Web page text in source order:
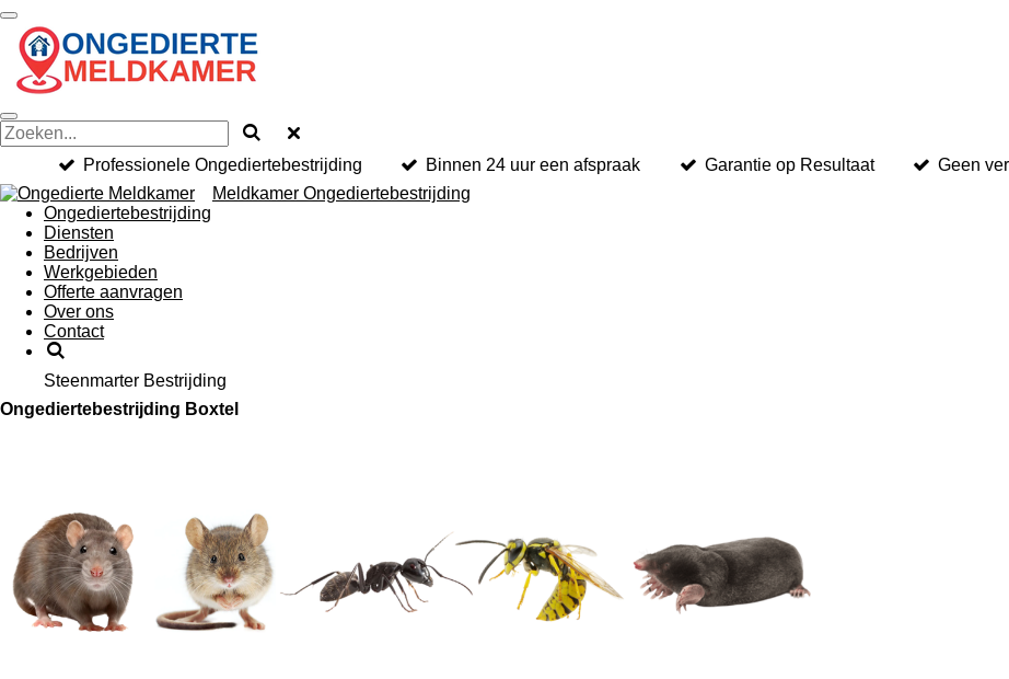
Ga
direct
naar
de
hoofdinhoud
Professionele Ongediertebestrijding Binnen 24 uur een afspraak Garantie op Resultaat Geen
Meldkamer Ongediertebestrijding
Ongediertebestrijding
Diensten
Bedrijven
Werkgebieden
Offerte aanvragen
Over ons
Contact
Steenmarter Bestrijding
Ongediertebestrijding Boxtel